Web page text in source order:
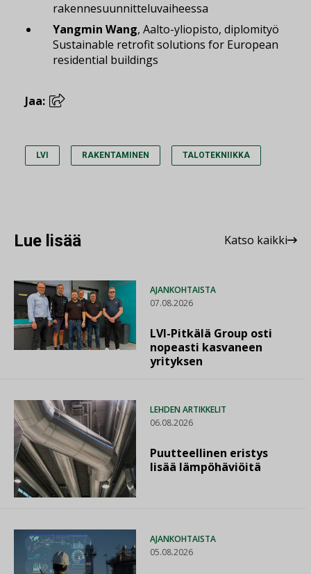
rakennesuunnitteluvaiheessa
Yangmin Wang, Aalto-yliopisto, diplomityö
Sustainable retrofit solutions for European
residential buildings
Jaa:
LVI RAKENTAMINEN TALOTEKNIIKKA
Lue lisää Katso kaikki
AJANKOHTAISTA
07.08.2026
LVI-Pitkälä Group osti
nopeasti kasvaneen
yrityksen
LEHDEN ARTIKKELIT
06.08.2026
Puutteellinen eristys
lisää lämpöhäviöitä
AJANKOHTAISTA
05.08.2026